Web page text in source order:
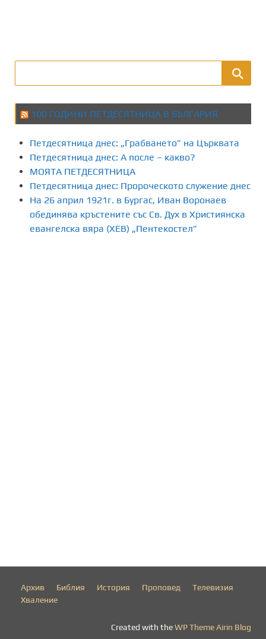
100 ГОДИНИ ПЕТДЕСЯТНИЦА В БЪЛГАРИЯ
Петдесятница днес: „Грабването” на Църквата
Петдесятница днес: А после – какво?
МОЯТА ПЕТДЕСЯТНИЦА
Петдесятница днес: Пророческото служение днес
На 26 април 1921г. в Бургас, Иван Воронаев
обединява кръстените със Св. Дух в Християнска
евангелска вяра (ХЕВ) „Пентекостел”
Архив Библия История Проповед
Телевизия
Хваление
Created with theWP Theme Airin Blog